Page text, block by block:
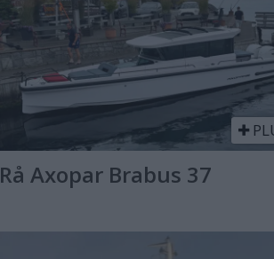
Rå Axopar Brabus 37